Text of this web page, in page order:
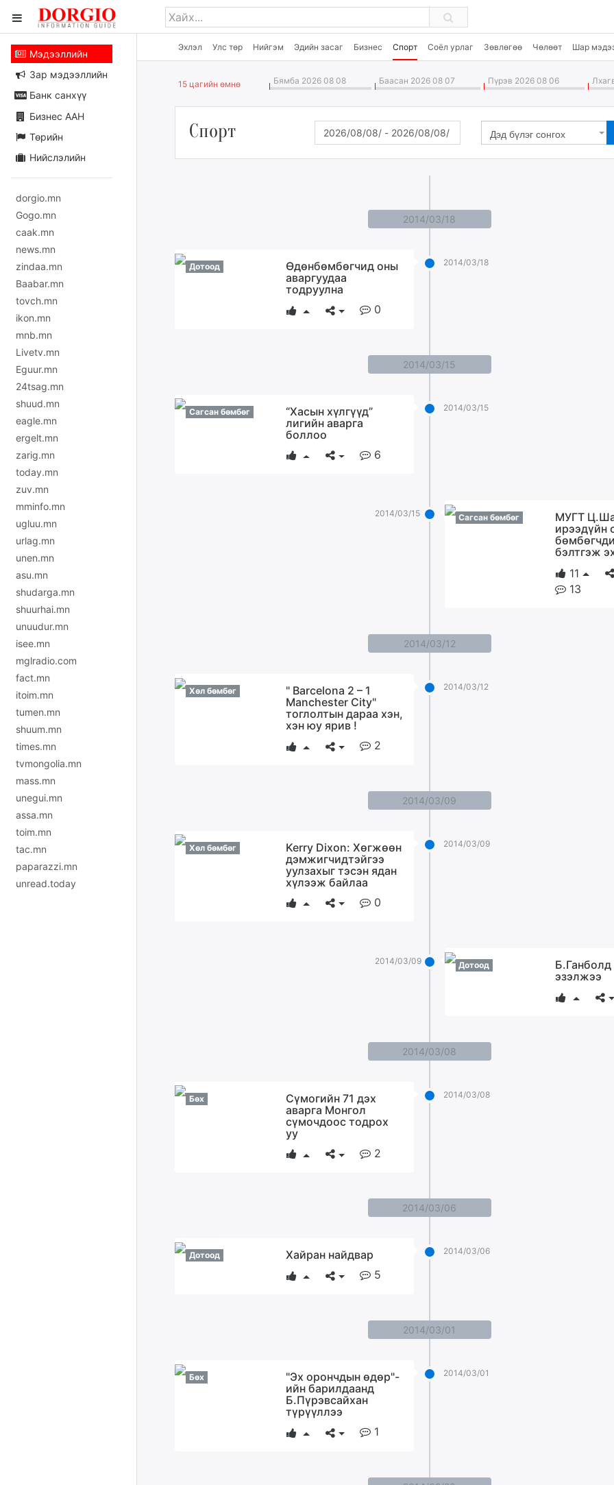
Эхлэл Улс төр Нийгэм Эдийн засаг Бизнес Спорт Соёл урлаг Зөвлөгөө Чөлөөт Шар
Мэдээллийн
Зар мэдээллийн
Банк санхүү
Бизнес ААН
Төрийн
Нийслэлийн
dorgio.mn
Gogo.mn
caak.mn
news.mn
zindaa.mn
Baabar.mn
tovch.mn
ikon.mn
mnb.mn
Livetv.mn
Eguur.mn
24tsag.mn
shuud.mn
eagle.mn
ergelt.mn
zarig.mn
today.mn
zuv.mn
mminfo.mn
ugluu.mn
urlag.mn
unen.mn
asu.mn
shudarga.mn
shuurhai.mn
unuudur.mn
isee.mn
mglradio.com
fact.mn
itoim.mn
tumen.mn
shuum.mn
times.mn
tvmongolia.mn
mass.mn
unegui.mn
assa.mn
toim.mn
tac.mn
paparazzi.mn
unread.today
15 цагийн өмнө Бямба 2026 08 08 Баасан 2026 08 07 Пүрэв 2026 08 06
Спорт Дэд бүлэг сонгох
2014/03/18
2014/03/18
Дотоод
Өдөнбөмбөгчид оны
аваргуудаа
тодруулна
0
2014/03/15
2014/03/15
Сагсан бөмбөг
“Хасын хүлгүүд”
лигийн аварга
боллоо
6
2014/03/15 Сагсан бөмбөг
МУГТ
ирээдүйн
бэлтгэж
11
13
2014/03/12
2014/03/12
Хөл бөмбөг
" Barcelona 2 – 1
Manchester City"
тоглолтын дараа хэн,
хэн юу ярив !
2
2014/03/09
2014/03/09
Хөл бөмбөг
Kerry Dixon: Хөгжөөн
дэмжигчидтэйгээ
уулзахыг тэсэн ядан
хүлээж байлаа
0
2014/03/09 Дотоод
эзэлжээ
2014/03/08
2014/03/08
Бөх
Сүмогийн 71 дэх
аварга Монгол
сүмочдоос тодрох
уу
2
2014/03/06
2014/03/06
Дотоод
Хайран найдвар
5
2014/03/01
2014/03/01
Бөх
"Эх орончдын өдөр"-
ийн барилдаанд
Б.Пүрэвсайхан
түрүүллээ
1